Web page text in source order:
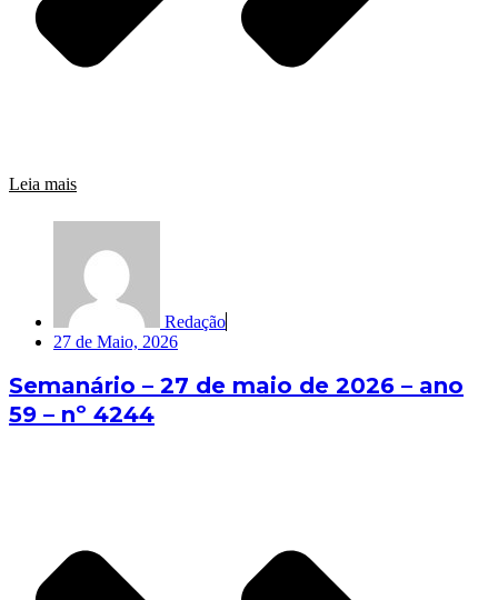
Leia mais
Redação
27 de Maio, 2026
Semanário – 27 de maio de 2026 – ano
59 – nº 4244